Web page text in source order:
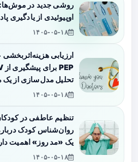
روشی جدید در موش‌ها:
اوپیوئیدی از یادگیری
۱۴۰۵-۰۵-۱۸
تحلیل مدل‌سازی از یک
۱۴۰۵-۰۵-۱۸
تنظیم عاطفی در
روان‌شناس کودک
یک «مد روز» اهمیت
۱۴۰۵-۰۵-۱۸